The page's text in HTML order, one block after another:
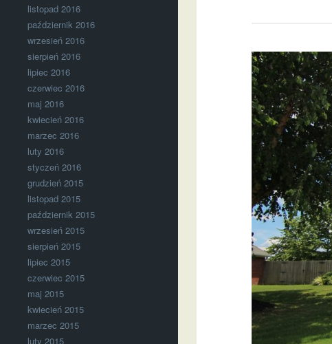
listopad 2016
październik 2016
wrzesień 2016
sierpień 2016
lipiec 2016
czerwiec 2016
maj 2016
kwiecień 2016
marzec 2016
luty 2016
styczeń 2016
grudzień 2015
listopad 2015
październik 2015
wrzesień 2015
sierpień 2015
lipiec 2015
czerwiec 2015
maj 2015
kwiecień 2015
marzec 2015
luty 2015